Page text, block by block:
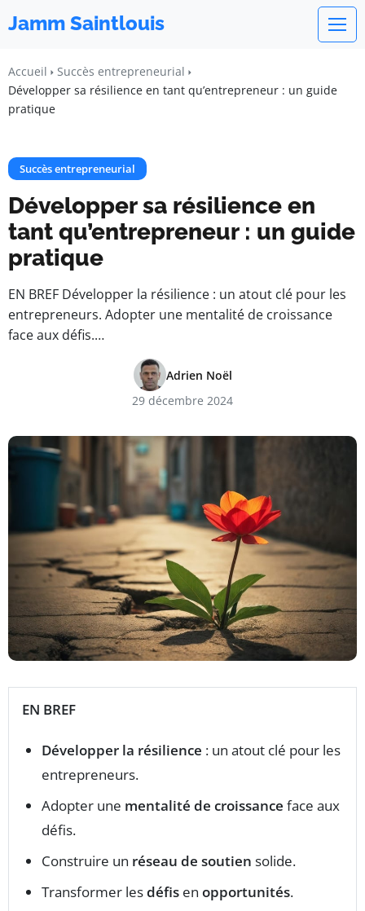
Jamm Saintlouis
Accueil
Succès entrepreneurial
Développer sa résilience en tant qu’entrepreneur : un guide
pratique
Succès entrepreneurial
Développer sa résilience en
tant qu’entrepreneur : un guide
pratique
EN BREF Développer la résilience : un atout clé pour les
entrepreneurs. Adopter une mentalité de croissance
face aux défis.…
Adrien Noël
29 décembre 2024
EN BREF
Développer la résilience : un atout clé pour les
entrepreneurs.
Adopter une mentalité de croissance face aux
défis.
Construire un réseau de soutien solide.
Transformer lesdéfis en opportunités.